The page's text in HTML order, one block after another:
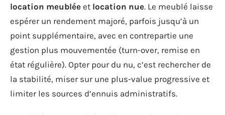
location meublée et location nue. Le meublé laisse
espérer un rendement majoré, parfois jusqu’à un
point supplémentaire, avec en contrepartie une
gestion plus mouvementée (turn-over, remise en
état régulière). Opter pour du nu, c’est rechercher de
la stabilité, miser sur une plus-value progressive et
limiter les sources d’ennuis administratifs.